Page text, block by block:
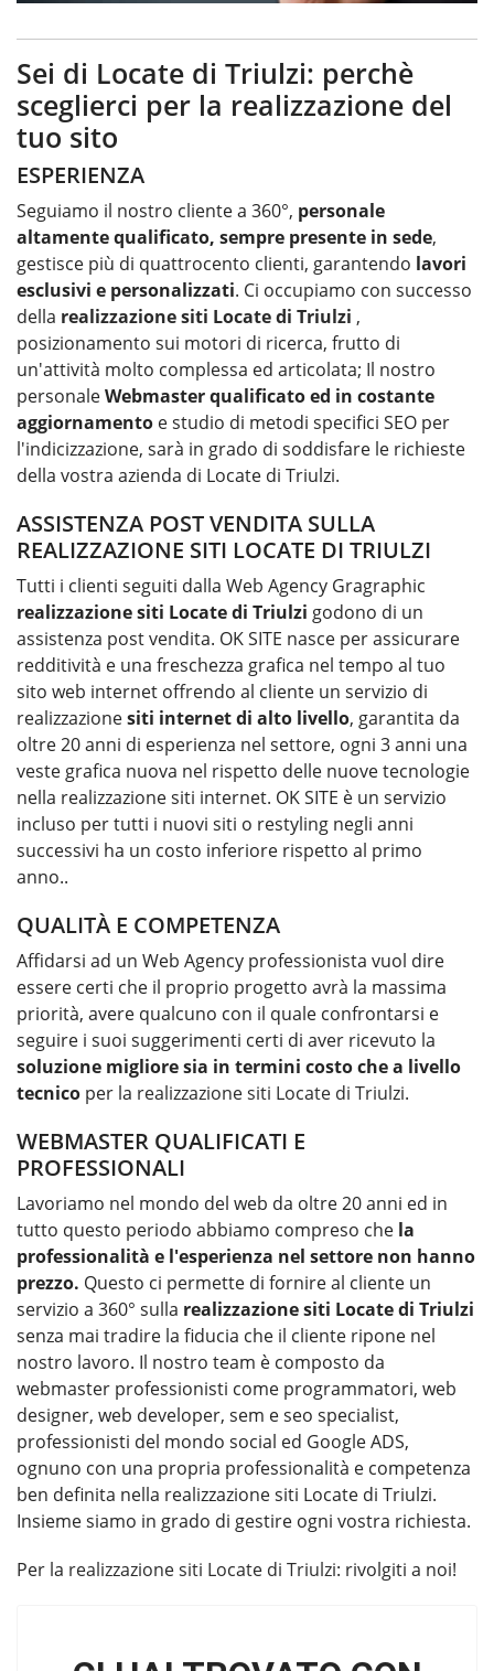
Sei di Locate di Triulzi: perchè
sceglierci per la realizzazione del
tuo sito
ESPERIENZA
Seguiamo il nostro cliente a 360°, personale
altamente qualificato, sempre presente in sede,
gestisce più di quattrocento clienti, garantendo lavori
esclusivi e personalizzati. Ci occupiamo con successo
della realizzazione siti Locate di Triulzi ,
posizionamento sui motori di ricerca, frutto di
un'attività molto complessa ed articolata; Il nostro
personaleWebmaster qualificato ed in costante
aggiornamento e studio di metodi specifici SEO per
l'indicizzazione, sarà in grado di soddisfare le richieste
della vostra azienda di Locate di Triulzi.
ASSISTENZA POST VENDITA SULLA
REALIZZAZIONE SITI LOCATE DI TRIULZI
Tutti i clienti seguiti dalla Web Agency Gragraphic
realizzazione siti Locate di Triulzi godono di un
assistenza post vendita. OK SITE nasce per assicurare
redditività e una freschezza grafica nel tempo al tuo
sito web internet offrendo al cliente un servizio di
realizzazionesiti internet di alto livello, garantita da
oltre 20 anni di esperienza nel settore, ogni 3 anni una
veste grafica nuova nel rispetto delle nuove tecnologie
nella realizzazione siti internet. OK SITE è un servizio
incluso per tutti i nuovi siti o restyling negli anni
successivi ha un costo inferiore rispetto al primo
anno..
QUALITÀ E COMPETENZA
Affidarsi ad un Web Agency professionista vuol dire
essere certi che il proprio progetto avrà la massima
priorità, avere qualcuno con il quale confrontarsi e
seguire i suoi suggerimenti certi di aver ricevuto la
soluzione migliore sia in termini costo che a livello
tecnico per la realizzazione siti Locate di Triulzi.
WEBMASTER QUALIFICATI E
PROFESSIONALI
Lavoriamo nel mondo del web da oltre 20 anni ed in
tutto questo periodo abbiamo compreso che la
professionalità e l'esperienza nel settore non hanno
prezzo. Questo ci permette di fornire al cliente un
servizio a 360° sulla realizzazione siti Locate di Triulzi
senza mai tradire la fiducia che il cliente ripone nel
nostro lavoro. Il nostro team è composto da
webmaster professionisti come programmatori, web
designer, web developer, sem e seo specialist,
professionisti del mondo social ed Google ADS,
ognuno con una propria professionalità e competenza
ben definita nella realizzazione siti Locate di Triulzi.
Insieme siamo in grado di gestire ogni vostra richiesta.
Per la realizzazione siti Locate di Triulzi: rivolgiti a noi!